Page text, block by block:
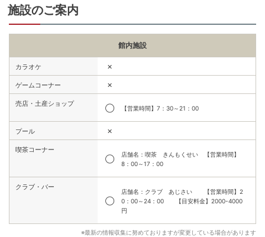
施設のご案内
館内施設
カラオケ ✕
ゲームコーナー ✕
売店・土産ショップ
◯ 【営業時間】7：30～21：00
プール ✕
喫茶コーナー
◯
店舗名：喫茶 きんもくせい 【営業時間】
8：00～17：00
クラブ・バー
◯
店舗名：クラブ あじさい 【営業時間】2
0：00～24：00 【目安料金】2000-4000
円
※最新の情報収集に努めておりますが変更している場合があります